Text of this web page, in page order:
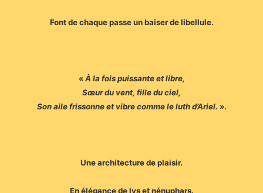
Font de chaque passe un baiser de libellule.
«À la fois puissante et libre,
Sœur du vent, fille du ciel,
Son aile frissonne et vibre comme le luth d’Ariel. ».
Une architecture de plaisir.
En élégance de lys et nénuphars.